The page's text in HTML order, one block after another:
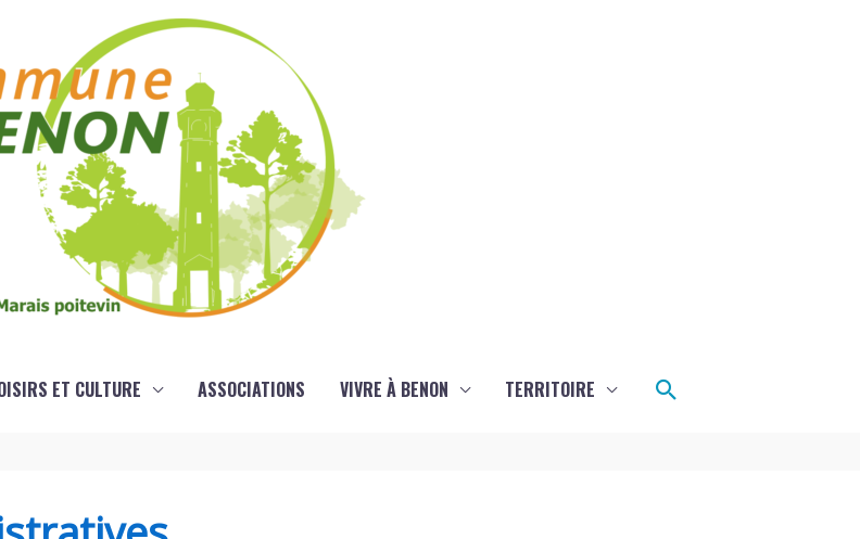
ET CULTURE ASSOCIATIONS VIVRE À BENON TERRITOIRE Rechercher